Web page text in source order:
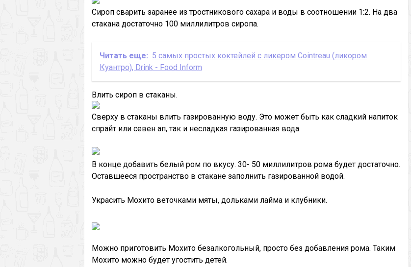
Сироп сварить заранее из тростникового сахара и воды в соотношении 1:2. На два
стакана достаточно 100 миллилитров сиропа.
Читать еще: 5 самых простых коктейлей с ликером Cointreau (ликором
Куантро), Drink - Food Inform
Влить сироп в стаканы.
Сверху в стаканы влить газированную воду. Это может быть как сладкий напиток
спрайт или севен ап, так и несладкая газированная вода.
В конце добавить белый ром по вкусу. 30- 50 миллилитров рома будет достаточно.
Оставшееся пространство в стакане заполнить газированной водой.
Украсить Мохито веточками мяты, дольками лайма и клубники.
Можно приготовить Мохито безалкогольный, просто без добавления рома. Таким
Мохито можно будет угостить детей.